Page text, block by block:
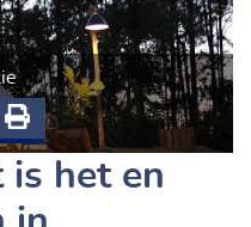
is het en